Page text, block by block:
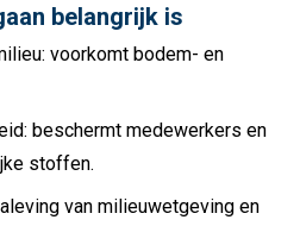
belangrijk is
voorkomt bodem- en
beschermt medewerkers en
stoffen.
van milieuwetgeving en